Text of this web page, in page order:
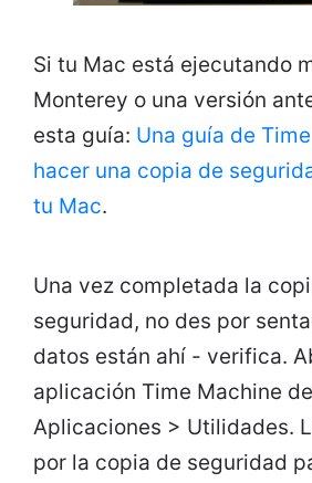
Si tu Mac está ejecutando
Monterey o una versión
esta guía: Una guía de
hacer una copia de
tu Mac.
Una vez completada la
seguridad, no des por
datos están ahí - verifica.
aplicación Time Machine
Aplicaciones > Utilidades.
por la copia de seguridad